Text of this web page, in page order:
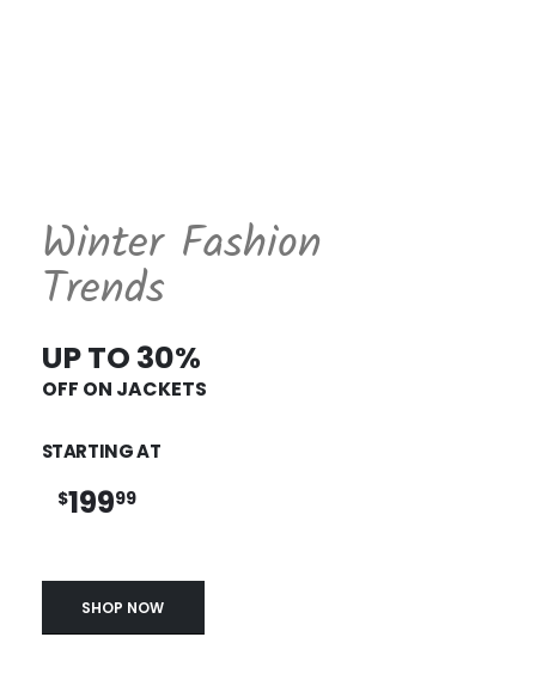
Winter Fashion
Trends
UP TO 30%
OFF ON JACKETS
STARTING AT
$19999
SHOP NOW